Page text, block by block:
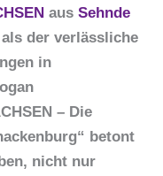
ausSehnde
der verlässliche
in
– Die
betont
nicht nur